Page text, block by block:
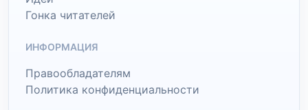
Гонка читателей
ИНФОРМАЦИЯ
Правообладателям
Политика конфиденциальности